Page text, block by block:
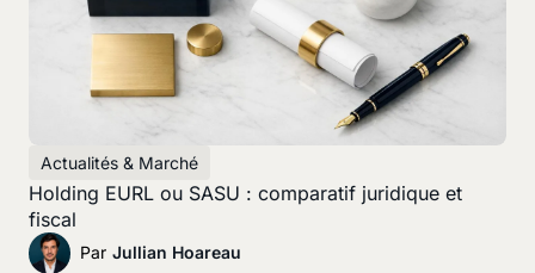
Actualités & Marché
Holding EURL ou SASU : comparatif juridique et
fiscal
Par Jullian Hoareau